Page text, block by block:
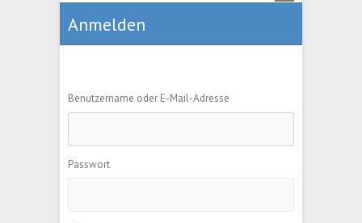
Anmelden
Benutzername oder E-Mail-Adresse
Passwort